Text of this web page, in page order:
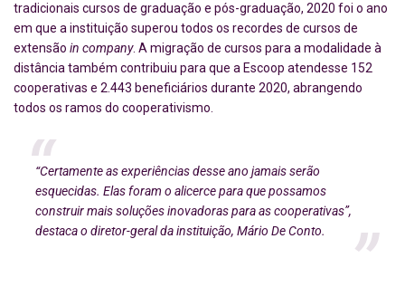
tradicionais cursos de graduação e pós-graduação, 2020 foi o ano
em que a instituição superou todos os recordes de cursos de
extensão in company. A migração de cursos para a modalidade à
distância também contribuiu para que a Escoop atendesse 152
cooperativas e 2.443 beneficiários durante 2020, abrangendo
todos os ramos do cooperativismo.
“Certamente as experiências desse ano jamais serão
esquecidas. Elas foram o alicerce para que possamos
construir mais soluções inovadoras para as cooperativas”,
destaca o diretor-geral da instituição, Mário De Conto.